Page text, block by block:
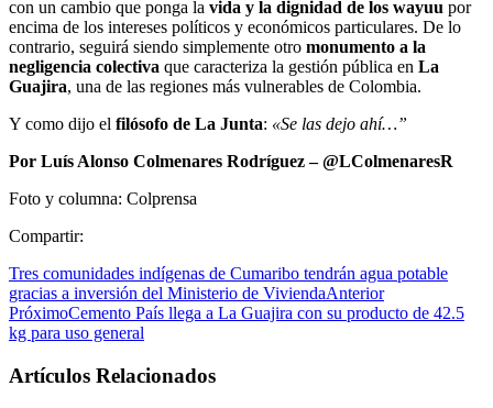
con un cambio que ponga la vida y la dignidad de los wayuu por
encima de los intereses políticos y económicos particulares. De lo
contrario, seguirá siendo simplemente otro monumento a la
negligencia colectiva que caracteriza la gestión pública en La
Guajira, una de las regiones más vulnerables de Colombia.
Y como dijo el filósofo de La Junta: «Se las dejo ahí…”
Por Luís Alonso Colmenares Rodríguez – @LColmenaresR
Foto y columna: Colprensa
Compartir:
Tres comunidades indígenas de Cumaribo tendrán agua potable
gracias a inversión del Ministerio de ViviendaAnterior
PróximoCemento País llega a La Guajira con su producto de 42.5
kg para uso general
Artículos Relacionados